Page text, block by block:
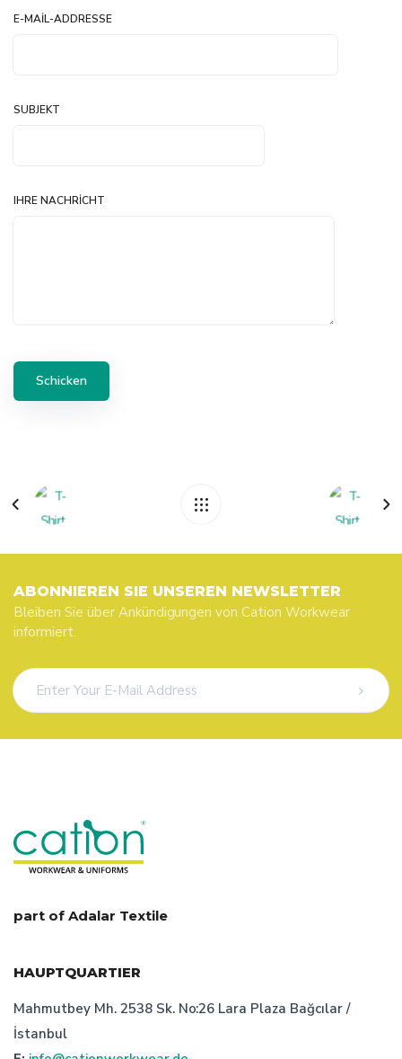
E-MAIL-ADDRESSE
SUBJEKT
IHRE NACHRICHT
ABONNIEREN SIE UNSEREN NEWSLETTER
Bleiben Sie über Ankündigungen von Cation Workwear
informiert.
part of Adalar Textile
HAUPTQUARTIER
Mahmutbey Mh. 2538 Sk. No:26 Lara Plaza Bağcılar /
İstanbul